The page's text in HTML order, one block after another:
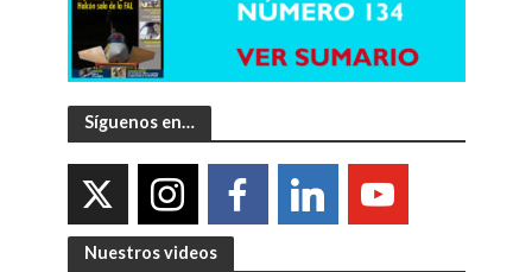
Síguenos en…
Nuestros videos